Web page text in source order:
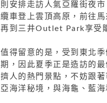
則安排走訪人氣亞羅街夜
纜車登上雲頂高原，前往
再到三井Outlet Park享受
值得留意的是，受到東北
期，因此夏季正是造訪的
擠人的熱門景點，不妨跟
亞海洋秘境，與海龜、藍